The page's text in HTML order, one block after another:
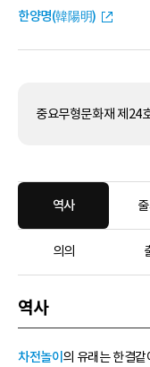
한양명(韓陽明)
중요무형문화재 제24
역사
의의
역사
차전놀이 의 유래는 한결